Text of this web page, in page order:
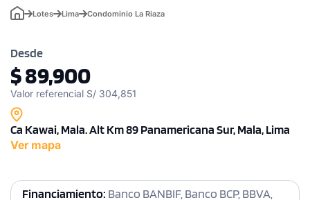
Lotes Lima Condominio La Riaza
Desde
$ 89,900
Valor referencial S/ 304,851
Ca Kawai, Mala. Alt Km 89 Panamericana Sur, Mala, Lima
Ver mapa
Financiamiento: Banco BANBIF, Banco BCP, BBVA,